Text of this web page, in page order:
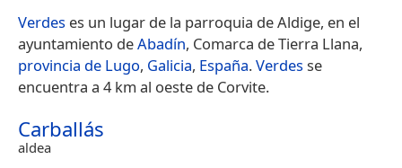
Verdes es un lugar de la parroquia de Aldige, en el
ayuntamiento deAbadín, Comarca de Tierra Llana,
provincia de Lugo, Galicia, España.Verdesse
encuentra a 4 km al oeste de Corvite.
Carballás
aldea